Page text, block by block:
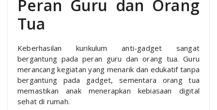
Peran Guru dan Orang
Tua
Keberhasilan kurikulum anti-gadget sangat
bergantung pada peran guru dan orang tua. Guru
merancang kegiatan yang menarik dan edukatif tanpa
bergantung pada gadget, sementara orang tua
memastikan anak menerapkan kebiasaan digital
sehat di rumah.